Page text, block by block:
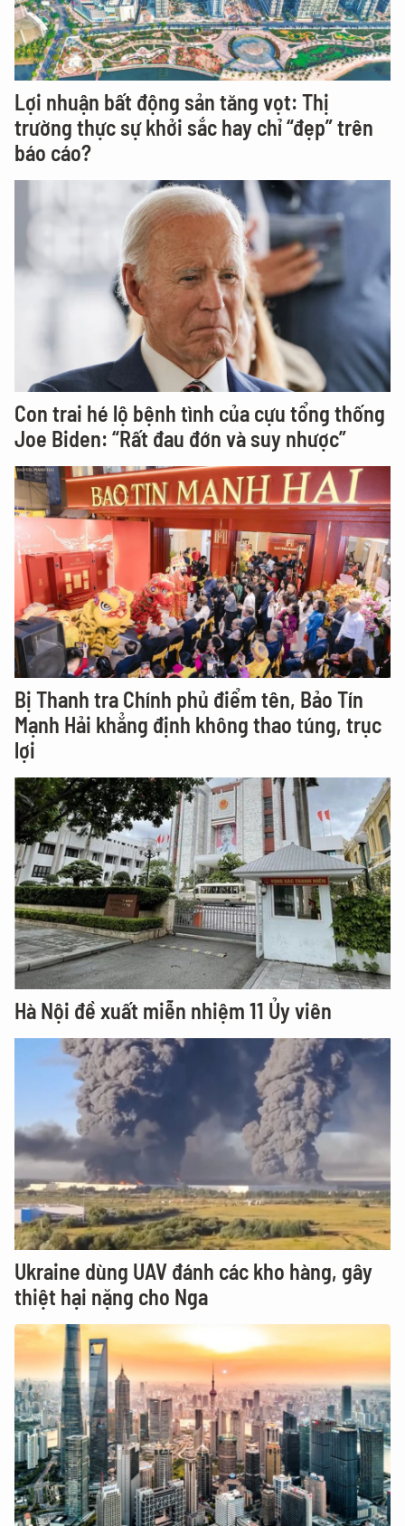
Lợi nhuận bất động sản tăng vọt: Thị
trường thực sự khởi sắc hay chỉ “đẹp” trên
báo cáo?
Con trai hé lộ bệnh tình của cựu tổng thống
Joe Biden: “Rất đau đớn và suy nhược”
Bị Thanh tra Chính phủ điểm tên, Bảo Tín
Mạnh Hải khẳng định không thao túng, trục
lợi
Hà Nội đề xuất miễn nhiệm 11 Ủy viên
Ukraine dùng UAV đánh các kho hàng, gây
thiệt hại nặng cho Nga